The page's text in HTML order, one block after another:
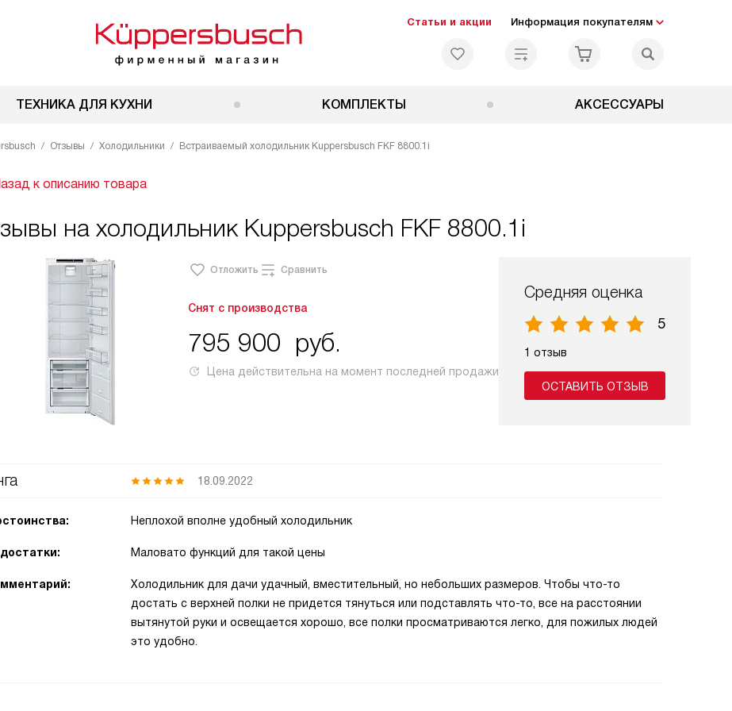
Статьи и акции Информация покупателям
ТЕХНИКА ДЛЯ КУХНИ КОМПЛЕКТЫ АКСЕССУАРЫ
Отзывы Холодильники Встраиваемый холодильник Kuppersbusch FKF 8800.1i
к описанию товара
на холодильник Kuppersbusch FKF 8800.1i
Отложить Сравнить
Снят с производства
795 900 руб.
Цена действительна на момент последней продажи
Средняя оценка
5
1 отзыв
ОСТАВИТЬ ОТЗЫВ
18.09.2022
Неплохой вполне удобный холодильник
Маловато функций для такой цены
Холодильник для дачи удачный, вместительный, но небольших размеров. Чтобы что-то
достать с верхней полки не придется тянуться или подставлять что-то, все на расстоянии
вытянутой руки и освещается хорошо, все полки просматриваются легко, для пожилых людей
это удобно.